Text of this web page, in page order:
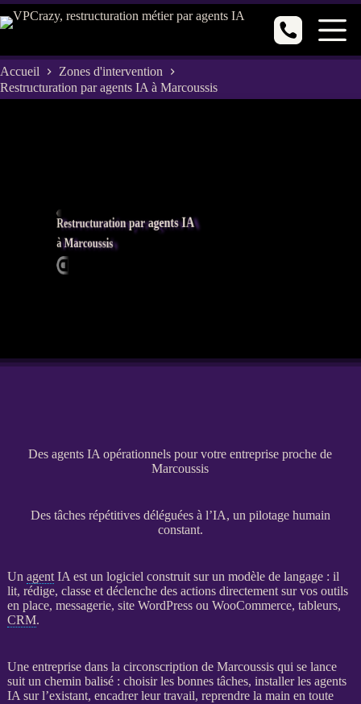
Passer
au
Accueil
Zones d'intervention
Restructuration par agents IA à Marcoussis
Restructuration par agents IA
à Marcoussis
Des agents IA opérationnels pour votre entreprise proche de
Marcoussis
Des tâches répétitives déléguées à l’IA, un pilotage humain
constant.
Un agent IA est un logiciel construit sur un modèle de langage : il
lit, rédige, classe et déclenche des actions directement sur vos outils
en place, messagerie, site WordPressou WooCommerce, tableurs,
CRM.
Une entreprise dans la circonscription de Marcoussis qui se lance
suit un chemin balisé : choisir les bonnes tâches, installer les agents
IA sur l’existant, encadrer leur travail, reprendre la main en toute